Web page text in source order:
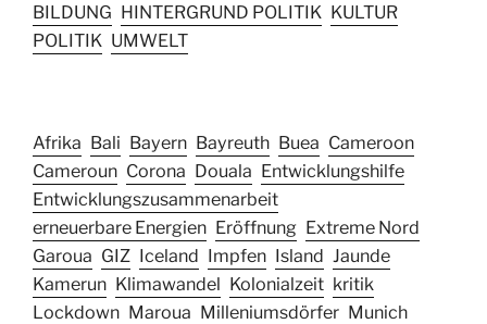
BILDUNG HINTERGRUND POLITIK KULTUR
POLITIK UMWELT
Afrika Bali Bayern Bayreuth Buea Cameroon
Cameroun Corona Douala Entwicklungshilfe
Entwicklungszusammenarbeit
erneuerbare Energien Eröffnung Extreme Nord
Garoua GIZ Iceland Impfen Island Jaunde
Kamerun Klimawandel Kolonialzeit kritik
Lockdown Maroua Milleniumsdörfer Munich